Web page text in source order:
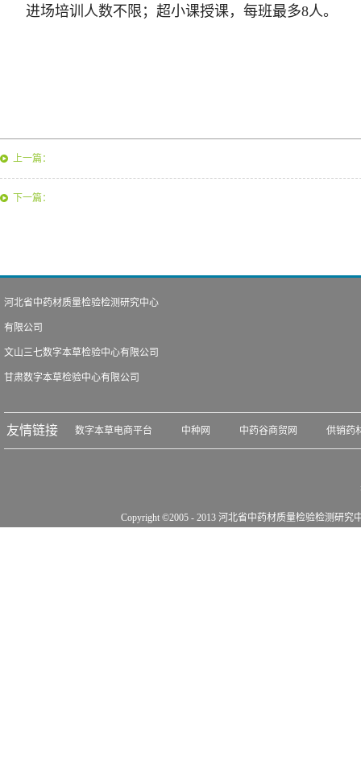
进场培训人数不限；超小课授课，每班最多8人。
上一篇：
下一篇：
河北省中药材质量检验检测研究中心
有限公司
文山三七数字本草检验中心有限公司
甘肃数字本草检验中心有限公司
友情链接 数字本草电商平台 中种网 中药谷商贸网 供销药
Copyright ©2005 - 2013 河北省中药材质量检验检测研究